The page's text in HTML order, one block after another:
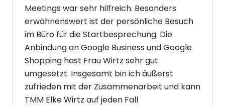
Meetings war sehr hilfreich. Besonders
erwähnenswert ist der persönliche Besuch
im Büro für die Startbesprechung. Die
Anbindung an Google Business und Google
Shopping hast Frau Wirtz sehr gut
umgesetzt. Insgesamt bin ich äußerst
zufrieden mit der Zusammenarbeit und kann
TMM Elke Wirtz auf jeden Fall